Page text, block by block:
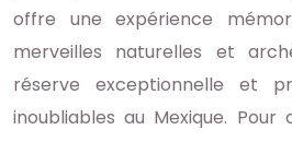
offre une expérience
merveilles naturelles et
réserve exceptionnelle et
inoubliables au Mexique.